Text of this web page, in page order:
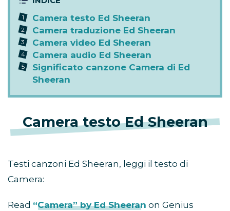
Camera testo Ed Sheeran
Camera traduzione Ed Sheeran
Camera video Ed Sheeran
Camera audio Ed Sheeran
Significato canzone Camera di Ed
Sheeran
Camera testo Ed Sheeran
Testi canzoni Ed Sheeran, leggi il testo di
Camera:
Read “Camera” by Ed Sheeran on Genius